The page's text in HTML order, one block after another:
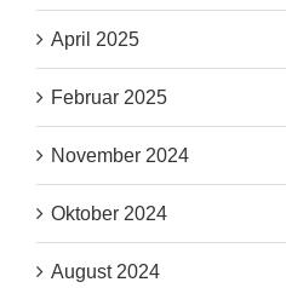
April 2025
Februar 2025
November 2024
Oktober 2024
August 2024